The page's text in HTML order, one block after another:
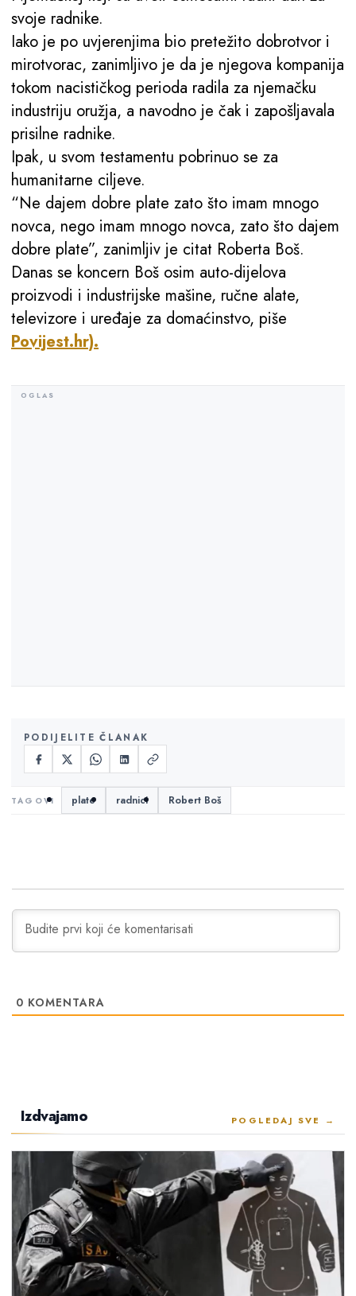
svoje radnike.
Iako je po uvjerenjima bio pretežito dobrotvor i
mirotvorac, zanimljivo je da je njegova kompanija
tokom nacističkog perioda radila za njemačku
industriju oružja, a navodno je čak i zapošljavala
prisilne radnike.
Ipak, u svom testamentu pobrinuo se za
humanitarne ciljeve.
“Ne dajem dobre plate zato što imam mnogo
novca, nego imam mnogo novca, zato što dajem
dobre plate”, zanimljiv je citat Roberta Boš.
Danas se koncern Boš osim auto-dijelova
proizvodi i industrijske mašine, ručne alate,
televizore i uređaje za domaćinstvo, piše
Povijest.hr).
PODIJELITE ČLANAK
plate radnici Robert Boš
0 KOMENTARA
Izdvajamo POGLEDAJ SVE →